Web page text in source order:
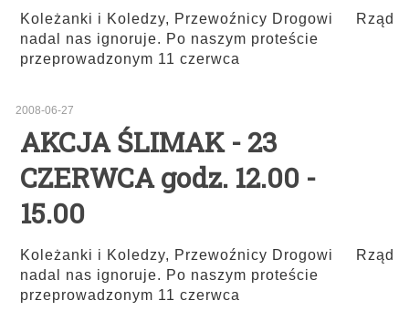
Koleżanki i Koledzy, Przewoźnicy Drogowi Rząd
nadal nas ignoruje. Po naszym proteście
przeprowadzonym 11 czerwca
2008-06-27
AKCJA ŚLIMAK - 23
CZERWCA godz. 12.00 -
15.00
Koleżanki i Koledzy, Przewoźnicy Drogowi Rząd
nadal nas ignoruje. Po naszym proteście
przeprowadzonym 11 czerwca